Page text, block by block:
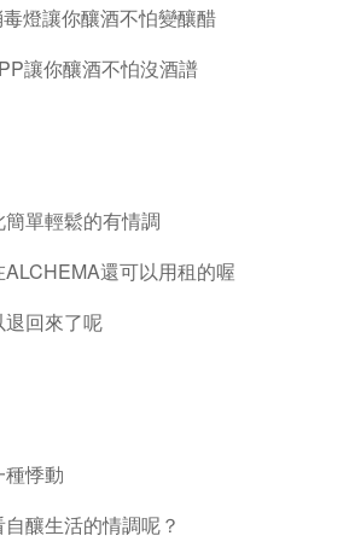
燈讓你釀酒不怕變釀醋
讓你釀酒不怕沒酒譜
單輕鬆的有情調
還可以用租的喔
回來了呢
悸動
釀生活的情調呢？